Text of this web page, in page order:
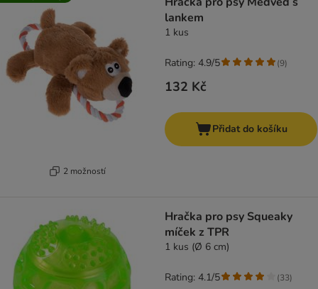
2 možností
lankem
1 kus
132 Kč
Rating: 4.9/5 (9)
Přidat do košíku
Hračka pro psy Squeaky
míček z TPR
1 kus (Ø 6 cm)
Rating: 4.1/5 (33)